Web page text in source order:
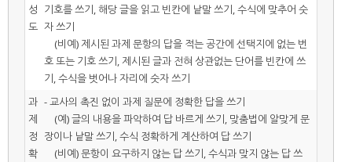
성
도
기호를 쓰기, 해당 글을 읽고 빈칸에 낱말 쓰기, 수식에 맞추어 숫
자 쓰기
(비예) 제시된 과제 문항의 답을 적는 공간에 선택지에 없는 번
호 또는 기호 쓰기, 제시된 글과 전혀 상관없는 단어를 빈칸에 쓰
기, 수식을 벗어나 자리에 숫자 쓰기
과
제
정
확
- 교사의 촉진 없이 과제 질문에 정확한 답을 쓰기
(예) 글의 내용을 파악하여 답 바르게 쓰기, 맞춤법에 알맞게 문
장이나 낱말 쓰기, 수식 정확하게 계산하여 답 쓰기
(비예) 문항이 요구하지 않는 답 쓰기, 수식과 맞지 않는 답 쓰